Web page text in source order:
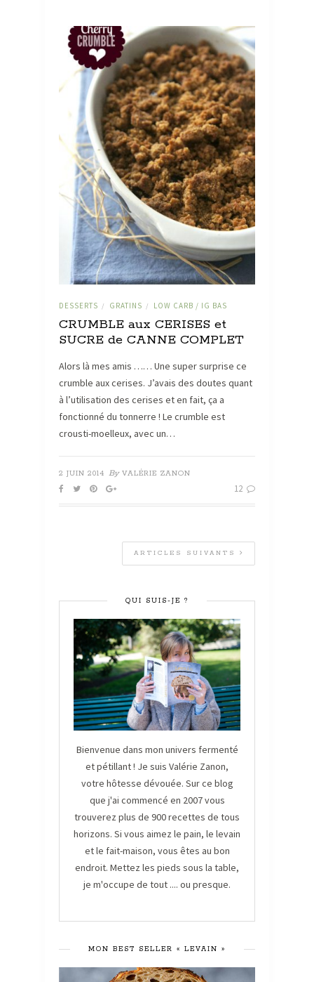
DESSERTS / GRATINS / LOW CARB / IG BAS
CRUMBLE aux CERISES et
SUCRE de CANNE COMPLET
Alors là mes amis …… Une super surprise ce
crumble aux cerises. J’avais des doutes quant
à l’utilisation des cerises et en fait, ça a
fonctionné du tonnerre ! Le crumble est
crousti-moelleux, avec un…
2 JUIN 2014 By VALÉRIE ZANON
12
ARTICLES SUIVANTS
QUI SUIS-JE ?
Bienvenue dans mon univers fermenté
et pétillant ! Je suis Valérie Zanon,
votre hôtesse dévouée. Sur ce blog
que j'ai commencé en 2007 vous
trouverez plus de 900 recettes de tous
horizons. Si vous aimez le pain, le levain
et le fait-maison, vous êtes au bon
endroit. Mettez les pieds sous la table,
je m'occupe de tout .... ou presque.
MON BEST SELLER « LEVAIN »